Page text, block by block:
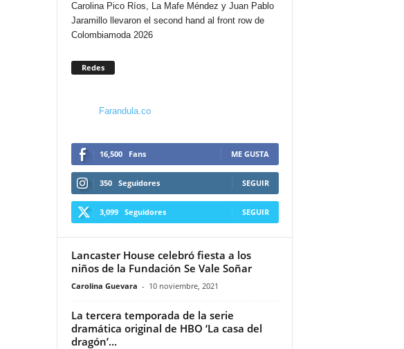
Carolina Pico Ríos, La Mafe Méndez y Juan Pablo
Jaramillo llevaron el second hand al front row de
Colombiamoda 2026
Redes
Farandula.co
16,500 Fans ME GUSTA
350 Seguidores SEGUIR
3,099 Seguidores SEGUIR
Lancaster House celebró fiesta a los
niños de la Fundación Se Vale Soñar
Carolina Guevara - 10 noviembre, 2021
La tercera temporada de la serie
dramática original de HBO ‘La casa del
dragón’...